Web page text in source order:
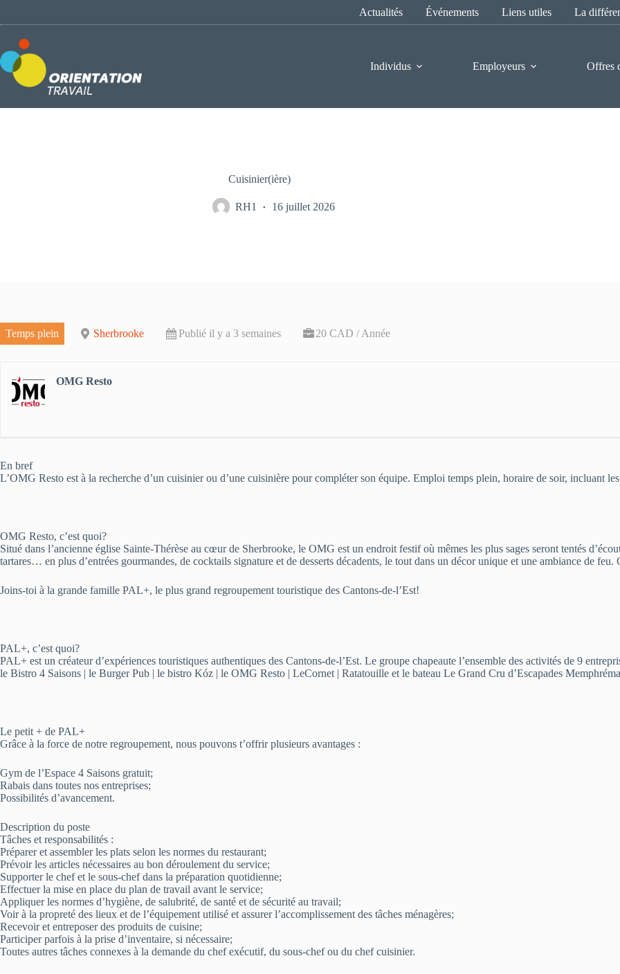
Actualités Événements Liens utiles La
Individus Employeurs Offres
Cuisinier(ière)
RH1 16 juillet 2026
Temps plein Sherbrooke Publié il y a 3 semaines 20 CAD / Année
OMG Resto
En bref
L’OMG Resto est à la recherche d’un cuisinier ou d’une cuisinière pour compléter son équipe. Emploi temps plein, horaire de soir, incluant
OMG Resto, c’est quoi?
Situé dans l’ancienne église Sainte-Thérèse au cœur de Sherbrooke, le OMG est un endroit festif où mêmes les plus sages seront tentés
tartares… en plus d’entrées gourmandes, de cocktails signature et de desserts décadents, le tout dans un décor unique et une ambiance de
Joins-toi à la grande famille PAL+, le plus grand regroupement touristique des Cantons-de-l’Est!
PAL+, c’est quoi?
PAL+ est un créateur d’expériences touristiques authentiques des Cantons-de-l’Est. Le groupe chapeaute l’ensemble des activités de 9
le Bistro 4 Saisons | le Burger Pub | le bistro Kóz | le OMG Resto | LeCornet | Ratatouille et le bateau Le Grand Cru d’Escapades
Le petit + de PAL+
Grâce à la force de notre regroupement, nous pouvons t’offrir plusieurs avantages :
Gym de l’Espace 4 Saisons gratuit;
Rabais dans toutes nos entreprises;
Possibilités d’avancement.
Description du poste
Tâches et responsabilités :
Préparer et assembler les plats selon les normes du restaurant;
Prévoir les articles nécessaires au bon déroulement du service;
Supporter le chef et le sous-chef dans la préparation quotidienne;
Effectuer la mise en place du plan de travail avant le service;
Appliquer les normes d’hygiène, de salubrité, de santé et de sécurité au travail;
Voir à la propreté des lieux et de l’équipement utilisé et assurer l’accomplissement des tâches ménagères;
Recevoir et entreposer des produits de cuisine;
Participer parfois à la prise d’inventaire, si nécessaire;
Toutes autres tâches connexes à la demande du chef exécutif, du sous-chef ou du chef cuisinier.